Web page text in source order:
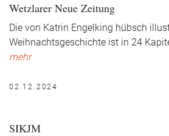
Wetzlarer Neue Zeitung
Die von Katrin Engelking hübsch
Weihnachtsgeschichte ist in 24
mehr
02.12.2024
SIKJM